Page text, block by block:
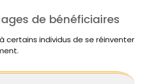
de bénéficiaires
à certains individus de se réinventer